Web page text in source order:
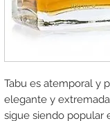
Tabu es atemporal y
elegante y
sigue siendo popular